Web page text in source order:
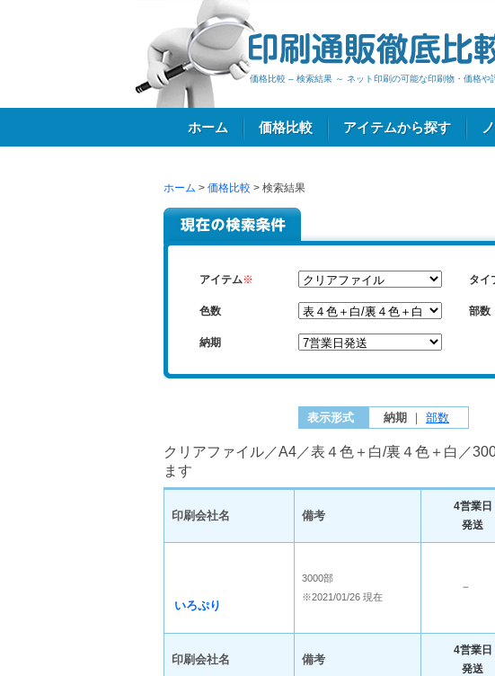
価格比較 – 検索結果 ～ ネット印刷の可能な印刷物・価格や
ホーム 価格比較 アイテムから探す
ホーム > 価格比較 > 検索結果
アイテム※ タイ
色数 部数
納期
表示形式 納期 ｜ 部数
クリアファイル／A4／表４色＋白/裏４色＋白／
ます
印刷会社名 備考
4営業日
発送
いろぷり
3000部
※2021/01/26 現在
－
印刷会社名 備考
4営業日
発送